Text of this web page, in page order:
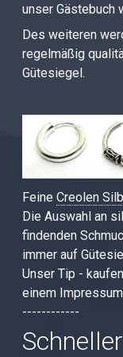
unser Gästebuch
Des weiteren
regelmäßig
Gütesiegel.
FeineCreolen
Die Auswahl an
findenden
immer auf
Unser Tip -
einem
------------